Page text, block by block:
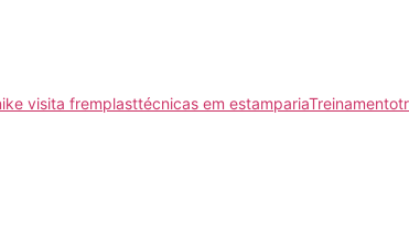
visita fremplasttécnicas em estampariaTreinamento